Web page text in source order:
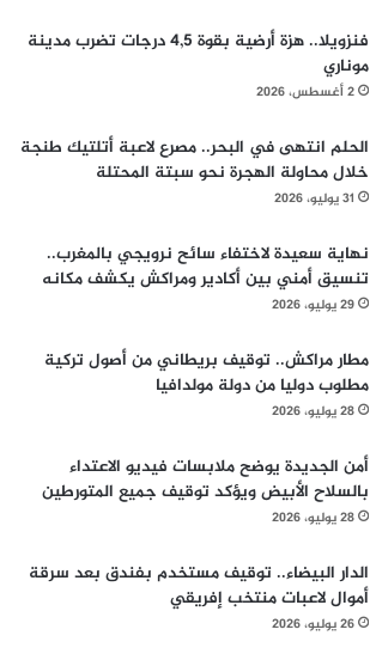
فنزويلا.. هزة أرضية بقوة 4,5 درجات تضرب مدينة
موناري
2 أغسطس، 2026
الحلم انتهى في البحر.. مصرع لاعبة أتلتيك طنجة
خلال محاولة الهجرة نحو سبتة المحتلة
31 يوليو، 2026
نهاية سعيدة لاختفاء سائح نرويجي بالمغرب..
تنسيق أمني بين أكادير ومراكش يكشف مكانه
29 يوليو، 2026
مطار مراكش.. توقيف بريطاني من أصول تركية
مطلوب دوليا من دولة مولدافيا
28 يوليو، 2026
أمن الجديدة يوضح ملابسات فيديو الاعتداء
بالسلاح الأبيض ويؤكد توقيف جميع المتورطين
28 يوليو، 2026
الدار البيضاء.. توقيف مستخدم بفندق بعد سرقة
أموال لاعبات منتخب إفريقي
26 يوليو، 2026